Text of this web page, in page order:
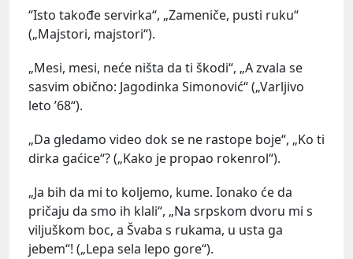
“Isto takođe servirka“, „Zameniče, pusti ruku“
(„Majstori, majstori“).
„Mesi, mesi, neće ništa da ti škodi“, „A zvala se
sasvim obično: Jagodinka Simonović“ („Varljivo
leto ’68“).
„Da gledamo video dok se ne rastope boje“, „Ko ti
dirka gaćice“? („Kako je propao rokenrol“).
„Ja bih da mi to koljemo, kume. Ionako će da
pričaju da smo ih klali“, „Na srpskom dvoru mi s
viljuškom boc, a Švaba s rukama, u usta ga
jebem“! („Lepa sela lepo gore“).